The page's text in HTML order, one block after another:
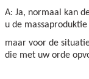
A: Ja, normaal kan
u de
maar voor de
die met uw orde